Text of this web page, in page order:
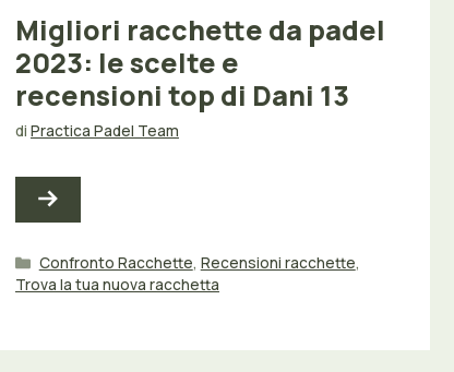
Migliori racchette da padel
2023: le scelte e
recensioni top di Dani 13
di Practica Padel Team
Categorie
Confronto Racchette, Recensioni racchette,
Trova la tua nuova racchetta